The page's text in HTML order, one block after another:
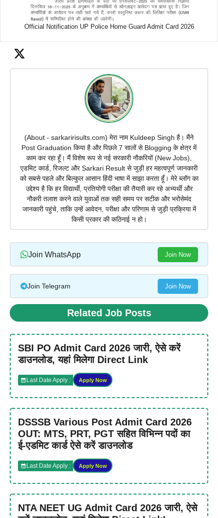
Official Notification UP Police Home Guard Admit Card 2026
(About - sarkaririsults.com) मेरा नाम Kuldeep Singh है। मैंने
Post Graduation किया है और पिछले 7 सालों से Blogging के क्षेत्र में
काम कर रहा हूँ। मैं विशेष रूप से नई सरकारी नौकरियों (New Jobs),
एडमिट कार्ड, रिजल्ट और Sarkari Result से जुड़ी हर महत्वपूर्ण जानकारी
को सबसे पहले और बिल्कुल आसान हिंदी भाषा में साझा करता हूँ। मेरे ब्लॉग का
उद्देश्य है कि हर विद्यार्थी, प्रतियोगी परीक्षा की तैयारी कर रहे अभ्यर्थी और
नौकरी तलाश करने वाले युवाओं तक सही समय पर सटीक और भरोसेमंद
जानकारी पहुंचे, ताकि उन्हें आवेदन, परीक्षा और परिणाम से जुड़ी प्रक्रिया में
किसी प्रकार की कठिनाई न हो।
Join WhatsApp Join Now
Join Telegram Join Now
Related Job Posts
SBI PO Admit Card 2026 जारी, ऐसे करें
डाउनलोड, यहां मिलेगा Direct Link
Last Date Apply : Apply Now
DSSSB Various Post Admit Card 2026
OUT: MTS, PRT, PGT सहित विभिन्न पदों का
ई-एडमिट कार्ड ऐसे करें डाउनलोड
Last Date Apply : Apply Now
NTA NEET UG Admit Card 2026 जारी, ऐसे